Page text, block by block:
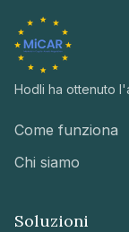
Hodli ha ottenuto
Come funziona
Chi siamo
Soluzioni